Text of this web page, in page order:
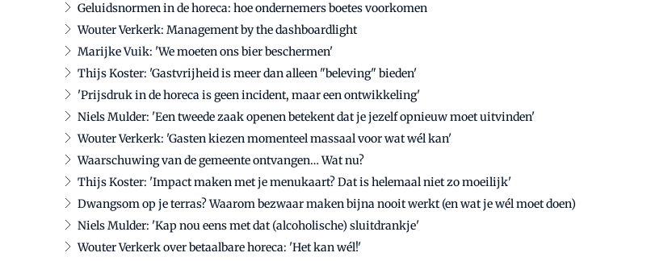
Geluidsnormen in de horeca: hoe ondernemers boetes voorkomen
Wouter Verkerk: Management by the dashboardlight
Marijke Vuik: 'We moeten ons bier beschermen'
Thijs Koster: 'Gastvrijheid is meer dan alleen "beleving" bieden'
'Prijsdruk in de horeca is geen incident, maar een ontwikkeling'
Niels Mulder: 'Een tweede zaak openen betekent dat je jezelf opnieuw moet uitvinden'
Wouter Verkerk: 'Gasten kiezen momenteel massaal voor wat wél kan'
Waarschuwing van de gemeente ontvangen… Wat nu?
Thijs Koster: 'Impact maken met je menukaart? Dat is helemaal niet zo moeilijk'
Dwangsom op je terras? Waarom bezwaar maken bijna nooit werkt (en wat je wél moet doen)
Niels Mulder: 'Kap nou eens met dat (alcoholische) sluitdrankje'
Wouter Verkerk over betaalbare horeca: 'Het kan wél!'